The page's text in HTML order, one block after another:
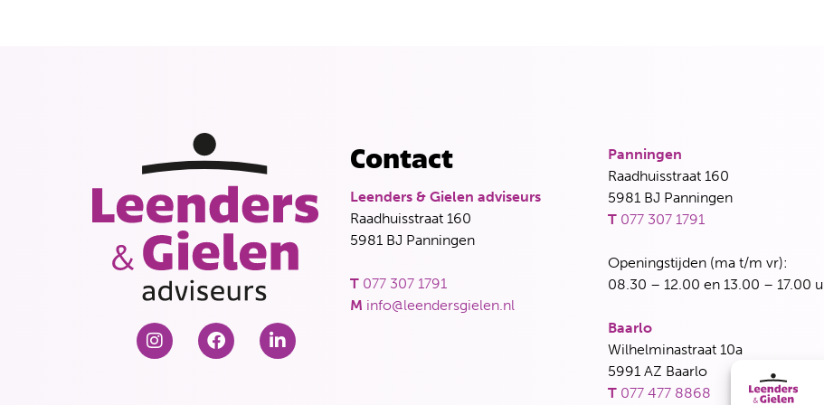
Contact
Leenders & Gielen adviseurs
Raadhuisstraat 160
5981 BJ Panningen
T 077 307 1791
M info@leendersgielen.nl
Panningen
Raadhuisstraat 160
5981 BJ Panningen
T 077 307 1791
Openingstijden (ma t/m vr):
08.30 – 12.00 en 13.00 – 17.00 u
Baarlo
Wilhelminastraat 10a
5991 AZ Baarlo
T 077 477 8868